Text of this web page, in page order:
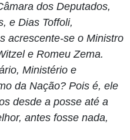
dos Deputados,
e Dias Toffoli,
acrescente-se o Ministro
e Romeu Zema.
Ministério e
da Nação? Pois é, ele
desde a posse até a
antes fosse nada,